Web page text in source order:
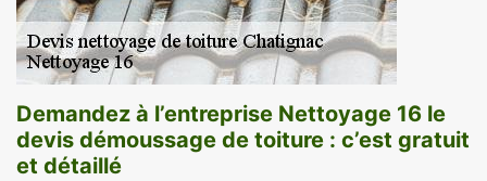
Demandez à l’entreprise Nettoyage 16 le
devis démoussage de toiture : c’est gratuit
et détaillé